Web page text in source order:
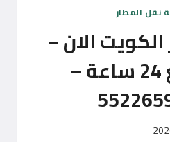
نقل المطار
الان –
توصيل سريع 24 ساعة –